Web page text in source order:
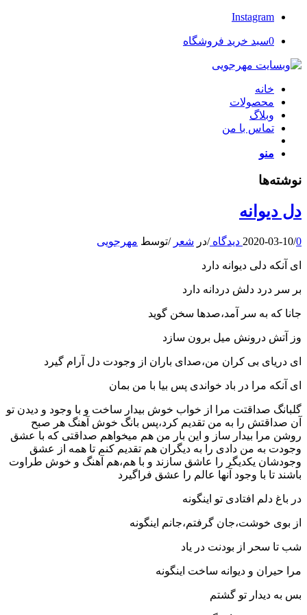
Instagram
0سبد خرید فروشگاه
خانه
محصولات
وبلاگ
تماس با من
منو
نوشته‌ها
دل دیوانه
2020-03-10/0 دیدگاه /در شعر /توسط مهرجویی
ای آنکه دلی دیوانه دارد
بر سر درد دلش دردانه دارد
جانا که به سر آمد،صدها سخن گوید
وز آتش درونش میل برون سازد
ای دریای بی کران من،صدای باران از وجودت دل آرام گیرد
ای آنکه مرا در باد خواندی پس بیا با من بمان
گلبانگ صداقتت مرا از خواب خوش بیدار ساخت و با وجود و دیدن تو
آن صداقتش را به من تقدیم کرد،پس بانگ خوش آهنگ هر صبح
روشن مرا بیدار ساز و این بار من هم میخواهم صداقتی که با عشق
وجودت به من دادی را به دیگران هم تقدیم کنم تا همه از عشق
وجودشان یکدیگر را عاشق سازند و با هم،هم آهنگ و خوش طراوت
باشند تا با وجود آنها عالم را عشق فراگیرد
در باغ دلم افتادی تو اینگونه
از بوی خوشت،جان گرفتم،جانم اینگونه
شب تا سحر از بودنت در یاد
مرا حیران و دیوانه ساخت اینگونه
بس به دیدار تو گشتم